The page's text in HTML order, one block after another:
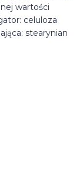
wartości
celuloza
stearynian